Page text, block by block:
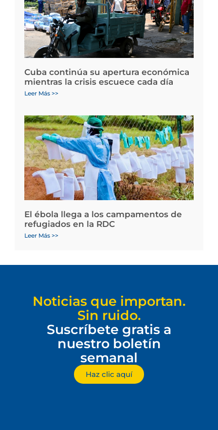
Cuba continúa su apertura económica
mientras la crisis escuece cada día
Leer Más >>
El ébola llega a los campamentos de
refugiados en la RDC
Leer Más >>
Noticias que importan.
Sin ruido.
Suscríbete gratis a
nuestro boletín
semanal
Haz clic aquí